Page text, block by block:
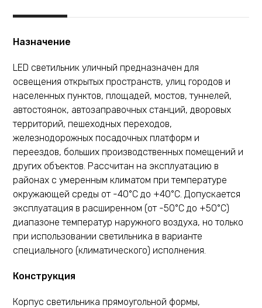
Назначение
LED светильник уличный предназначен для
освещения открытых пространств, улиц городов и
населенных пунктов, площадей, мостов, туннелей,
автостоянок, автозаправочных станций, дворовых
территорий, пешеходных переходов,
железнодорожных посадочных платформ и
переездов, больших производственных помещений и
других объектов. Рассчитан на эксплуатацию в
районах с умеренным климатом при температуре
окружающей среды от -40°С до +40°С. Допускается
эксплуатация в расширенном (от -50°С до +50°С)
диапазоне температур наружного воздуха, но только
при использовании светильника в варианте
специального (климатического) исполнения.
Конструкция
Корпус светильника прямоугольной формы,